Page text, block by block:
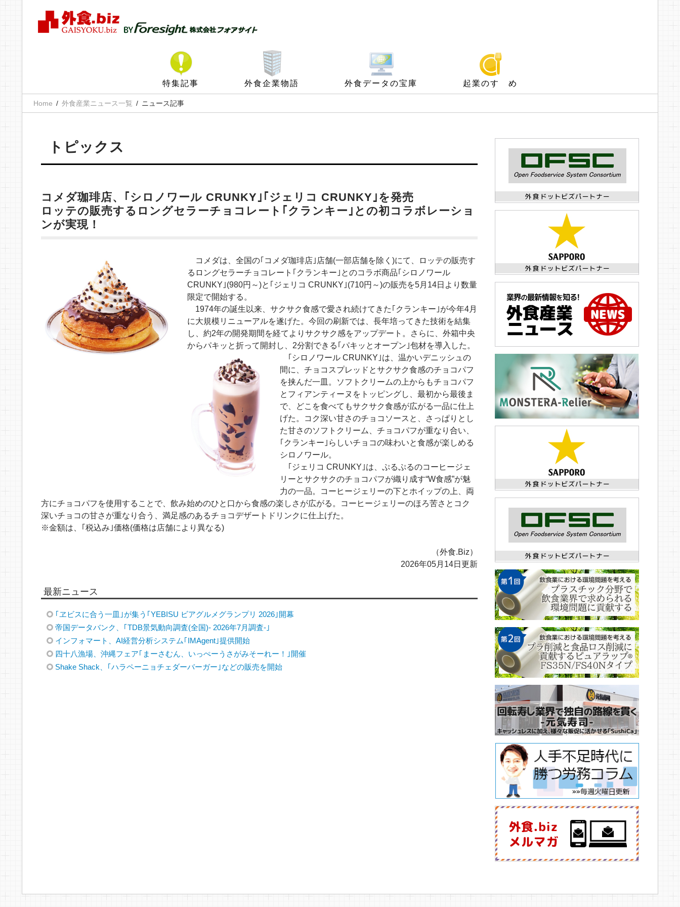
特集記事 外食企業物語 外食データの宝庫 起業のすゝめ
Home 外食産業ニュース一覧 ニュース記事
トピックス
コメダ珈琲店、｢シロノワール CRUNKY｣｢ジェリコ CRUNKY｣を発売
ロッテの販売するロングセラーチョコレート｢クランキー｣との初コラボレーショ
ンが実現！
コメダは、全国の｢コメダ珈琲店｣店舗(一部店舗を除く)にて、ロッテの販売す
るロングセラーチョコレート｢クランキー｣とのコラボ商品｢シロノワール
CRUNKY｣(980円～)と｢ジェリコ CRUNKY｣(710円～)の販売を5月14日より数量
限定で開始する。
1974年の誕生以来、サクサク食感で愛され続けてきた｢クランキー｣が今年4月
に大規模リニューアルを遂げた。今回の刷新では、長年培ってきた技術を結集
し、約2年の開発期間を経てよりサクサク感をアップデート。さらに、外箱中央
からパキッと折って開封し、2分割できる｢パキッとオープン｣包材を導入した。
｢シロノワール CRUNKY｣は、温かいデニッシュの
間に、チョコスプレッドとサクサク食感のチョコパフ
を挟んだ一皿。ソフトクリームの上からもチョコパフ
とフィアンティーヌをトッピングし、最初から最後ま
で、どこを食べてもサクサク食感が広がる一品に仕上
げた。コク深い甘さのチョコソースと、さっぱりとし
た甘さのソフトクリーム、チョコパフが重なり合い、
｢クランキー｣らしいチョコの味わいと食感が楽しめる
シロノワール。
｢ジェリコ CRUNKY｣は、ぷるぷるのコーヒージェ
リーとサクサクのチョコパフが織り成す“W食感”が魅
力の一品。コーヒージェリーの下とホイップの上、両
方にチョコパフを使用することで、飲み始めのひと口から食感の楽しさが広がる。コーヒージェリーのほろ苦さとコク
深いチョコの甘さが重なり合う、満足感のあるチョコデザートドリンクに仕上げた。
※金額は、｢税込み｣価格(価格は店舗により異なる)
（外食.Biz）
2026年05月14日更新
最新ニュース
｢ヱビスに合う一皿｣が集う｢YEBISU ビアグルメグランプリ 2026｣開幕
帝国データバンク、｢TDB景気動向調査(全国)- 2026年7月調査-｣
インフォマート、AI経営分析システム｢IMAgent｣提供開始
四十八漁場、沖縄フェア｢まーさむん、いっぺーうさがみそーれー！｣開催
Shake Shack、｢ハラペーニョチェダーバーガー｣などの販売を開始